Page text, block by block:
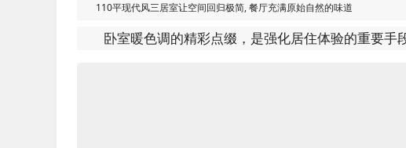
110平现代风三居室让空间回归极简, 餐厅充满原始自然的味道
卧室暖色调的精彩点缀，是强化居住体验的重要手